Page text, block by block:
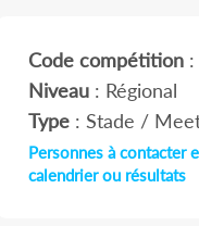
Code compétition:
Niveau: Régional
Type: Stade /
Personnes à contacter
calendrier ou résultats